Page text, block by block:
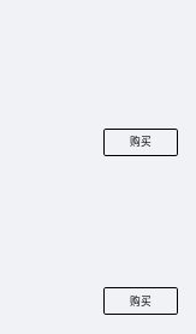
购买
购买